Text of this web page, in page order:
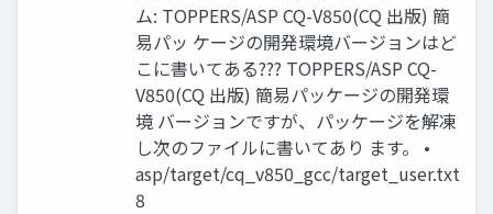
ム: TOPPERS/ASP CQ-V850(CQ 出版) 簡
易パッ ケージの開発環境バージョンはど
こに書いてある??? TOPPERS/ASP CQ-
V850(CQ 出版) 簡易パッケージの開発環
境 バージョンですが、パッケージを解凍
し次のファイルに書いてあり ます。 •
asp/target/cq_v850_gcc/target_user.txt
8